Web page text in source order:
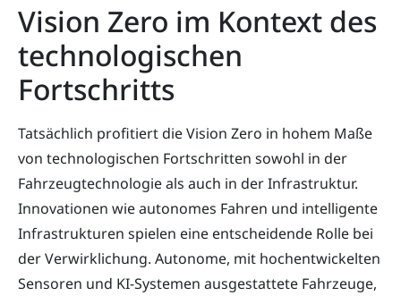
Vision Zero im Kontext des
technologischen
Fortschritts
Tatsächlich profitiert die Vision Zero in hohem Maße
von technologischen Fortschritten sowohl in der
Fahrzeugtechnologie als auch in der Infrastruktur.
Innovationen wie autonomes Fahren und intelligente
Infrastrukturen spielen eine entscheidende Rolle bei
der Verwirklichung. Autonome, mit hochentwickelten
Sensoren und KI-Systemen ausgestattete Fahrzeuge,